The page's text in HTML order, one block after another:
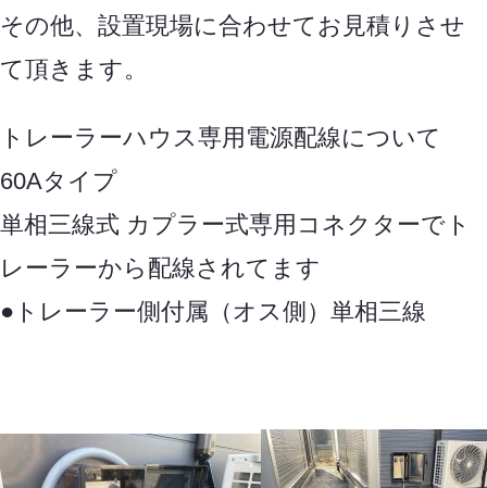
その他、設置現場に合わせてお見積りさせ
て頂きます。
トレーラーハウス専用電源配線について
60Aタイプ
単相三線式 カプラー式専用コネクターでト
レーラーから配線されてます
●トレーラー側付属（オス側）単相三線